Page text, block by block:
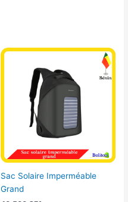
Sac Solaire Imperméable
Grand